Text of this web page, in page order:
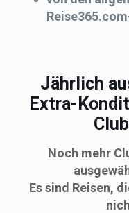
Jährlich
Extra-
Noch mehr
Es sind Reisen,